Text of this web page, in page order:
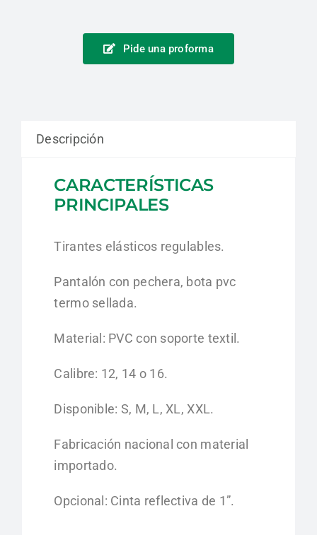
Pide una proforma
Descripción
CARACTERÍSTICAS
PRINCIPALES
Tirantes elásticos regulables.
Pantalón con pechera, bota pvc
termo sellada.
Material: PVC con soporte textil.
Calibre: 12, 14 o 16.
Disponible: S, M, L, XL, XXL.
Fabricación nacional con material
importado.
Opcional: Cinta reflectiva de 1”.